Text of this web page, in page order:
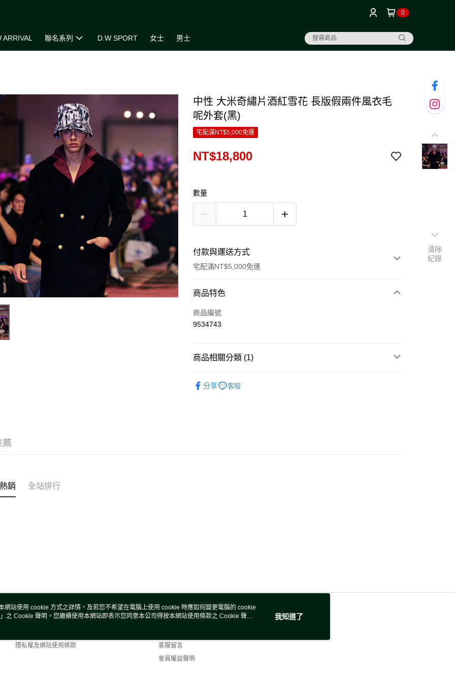
0
ARRIVAL 聯名系列 D.W SPORT 女士 男士
中性 大米奇繡片酒紅雪花 長版假兩件風衣毛
呢外套(黑)
宅配滿NT$5,000免運
NT$18,800
數量
付款與運送方式
宅配滿NT$5,000免運
付款方式
信用卡一次付款
商品特色
商品編號
9534743
商品相關分類 (1)
分享
客服
薦
銷 全站排行
關於我們
隱私權及網站使用條款
客服資訊
客服留言
會員權益聲明
清除
紀錄
網站使用 cookie 方式之詳情，及若您不希望在電腦上使用 cookie 時應如何變更電腦的 cookie
」之 Cookie 聲明。您繼續使用本網站即表示您同意本公司得按本網站使用條款之 Cookie 聲明
我知道了